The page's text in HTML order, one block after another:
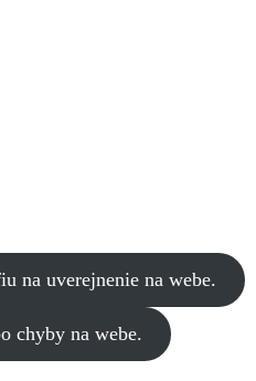
na uverejnenie na webe.
chyby na webe.